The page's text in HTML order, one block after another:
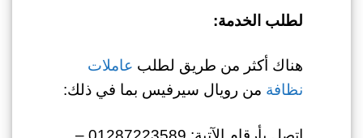
لطلب الخدمة:
هناك أكثر من طريق لطلب عاملات
نظافة من رويال سيرفيس بما في ذلك:
اتصل بأرقام الآتية: 01287223589 –